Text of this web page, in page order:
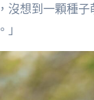
沒想到一顆種